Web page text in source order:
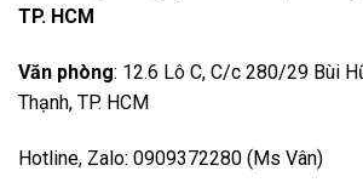
TP. HCM
Văn phòng: 12.6 Lô C, C/c 280/29 Bùi
Thạnh, TP. HCM
Hotline, Zalo: 0909372280 (Ms Vân)